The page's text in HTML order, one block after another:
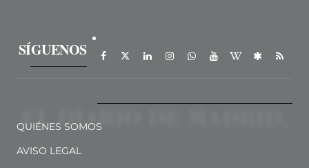
SÍGUENOS
QUIÉNES SOMOS
AVISO LEGAL